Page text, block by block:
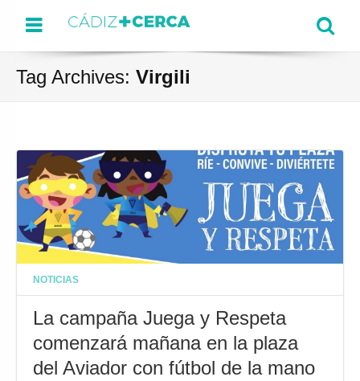
Menu
Tag Archives: Virgili
NOTICIAS
La campaña Juega y Respeta
comenzará mañana en la plaza
del Aviador con fútbol de la mano